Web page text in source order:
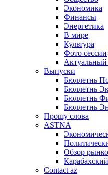
Экономика
Финансы
Энергетика
В мире
Культура
Фото сессии
Выпуски
Бюллетнь
Бюллетнь
Бюллетнь
Бюллетнь
Прошу слова
ASTNA
Обзор
Contact az